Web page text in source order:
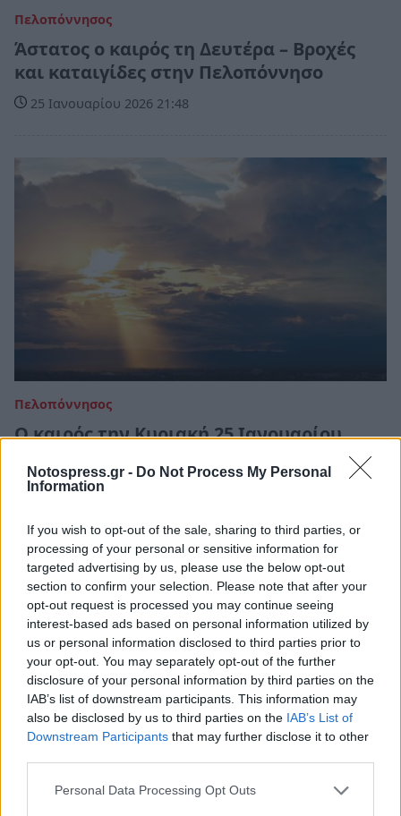
Notospress.gr - Do Not Process My Personal
Information
If you wish to opt-out of the sale, sharing to third parties, or
processing of your personal or sensitive information for
targeted advertising by us, please use the below opt-out
section to confirm your selection. Please note that after your
opt-out request is processed you may continue seeing
interest-based ads based on personal information utilized by
us or personal information disclosed to third parties prior to
your opt-out. You may separately opt-out of the further
disclosure of your personal information by third parties on the
IAB’s list of downstream participants. This information may
also be disclosed by us to third parties on the IAB’s List of
Downstream Participants that may further disclose it to other
Personal Data Processing Opt Outs
Πελοπόννησος
Άστατος ο καιρός τη Δευτέρα – Bροχές
και καταιγίδες στην Πελοπόννησο
25 Ιανουαρίου 2026 21:48
Πελοπόννησος
Ο καιρός την Κυριακή 25 Ιανουαρίου
24 Ιανουαρίου 2026 20:03
Πελοπόννησος